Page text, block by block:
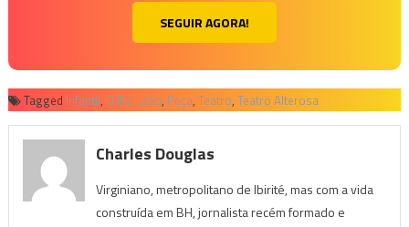
SEGUIR AGORA!
Tagged Infantil, O Rei Leão, Peça, Teatro, Teatro Alterosa
Charles Douglas
Virginiano, metropolitano de Ibirité, mas com a vida
construída em BH, jornalista recém formado e